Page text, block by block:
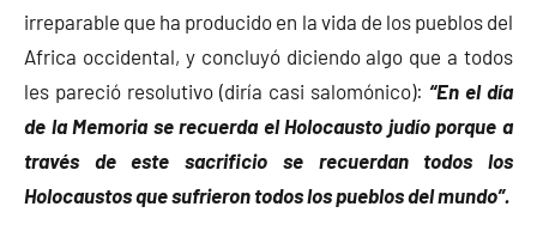
irreparable que ha producido en la vida de los pueblos del
Africa occidental, y concluyó diciendo algo que a todos
les pareció resolutivo (diría casi salomónico): “En el día
de la Memoria se recuerda el Holocausto judío porque a
través de este sacrificio se recuerdan todos los
Holocaustos que sufrieron todos los pueblos del mundo”.